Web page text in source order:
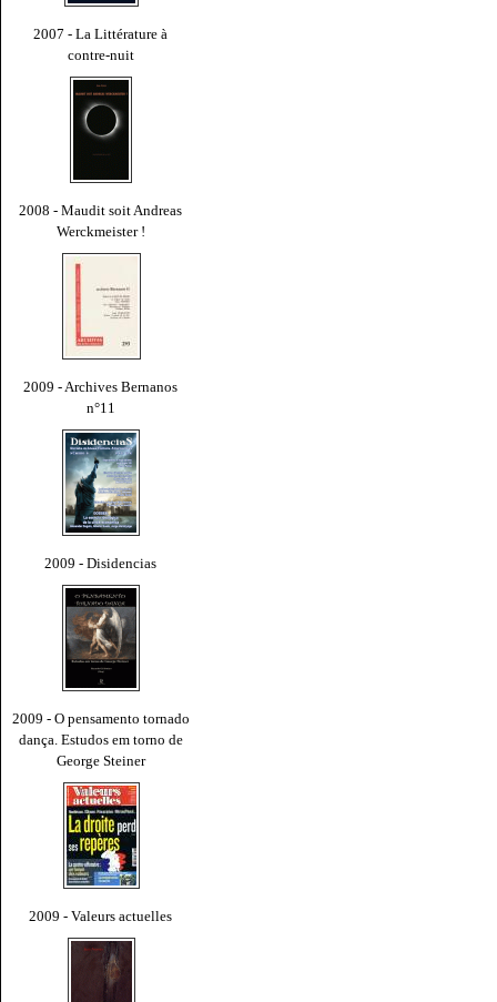
2007 - La Littérature à
contre-nuit
2008 - Maudit soit Andreas
Werckmeister !
2009 - Archives Bernanos
n°11
2009 - Disidencias
2009 - O pensamento tornado
dança. Estudos em torno de
George Steiner
2009 - Valeurs actuelles